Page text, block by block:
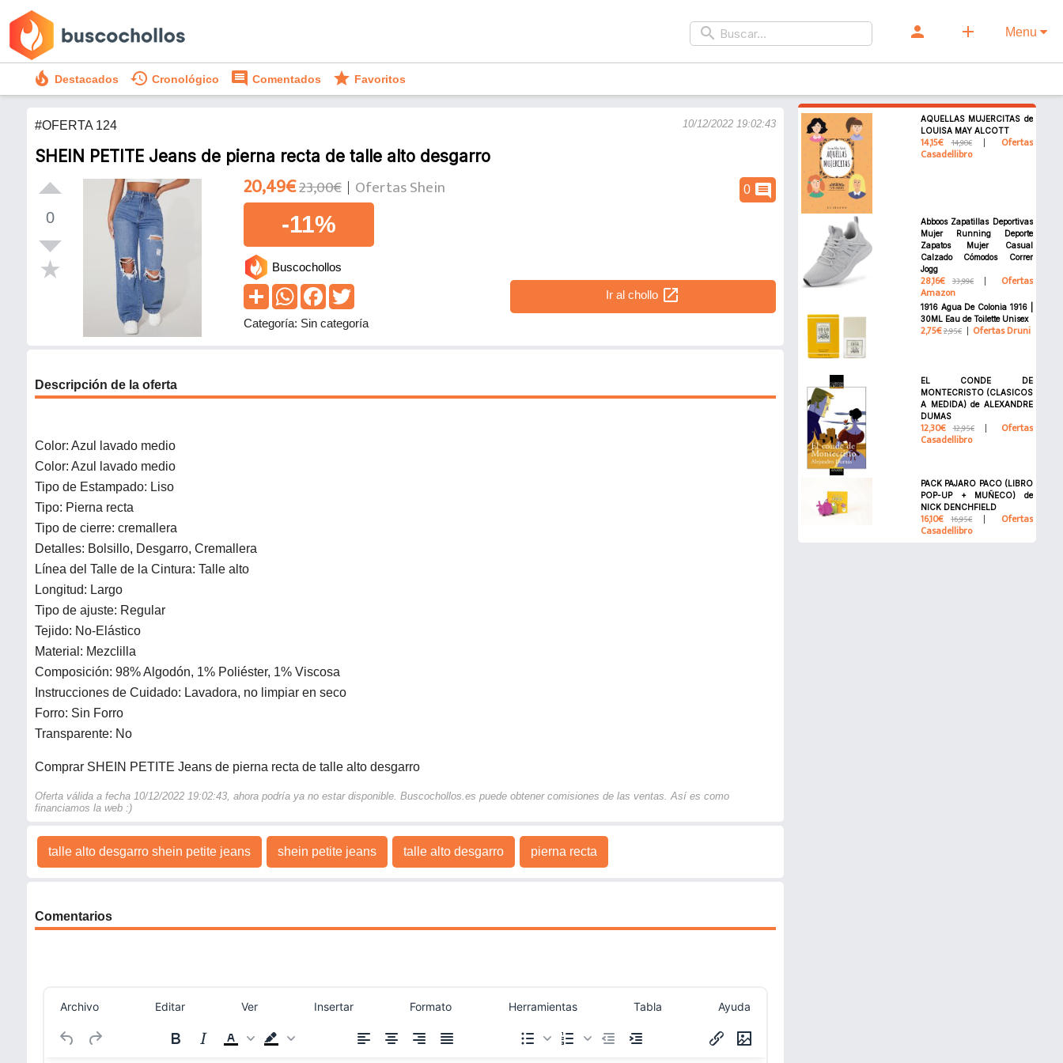
search person add Menu
local_fire_department Destacados history Cronológico comment Comentados star Favoritos
#OFERTA 124 10/12/2022 19:02:43
SHEIN PETITE Jeans de pierna recta de talle alto desgarro
0
0 comment
20,49€23,00€ Ofertas Shein
-11%
Buscochollos
Ir al chollo open_in_new
Categoría: Sin categoría
Descripción de la oferta
Color: Azul lavado medio
Color: Azul lavado medio
Tipo de Estampado: Liso
Tipo: Pierna recta
Tipo de cierre: cremallera
Detalles: Bolsillo, Desgarro, Cremallera
Línea del Talle de la Cintura: Talle alto
Longitud: Largo
Tipo de ajuste: Regular
Tejido: No-Elástico
Material: Mezclilla
Composición: 98% Algodón, 1% Poliéster, 1% Viscosa
Instrucciones de Cuidado: Lavadora, no limpiar en seco
Forro: Sin Forro
Transparente: No
Comprar SHEIN PETITE Jeans de pierna recta de talle alto desgarro
Oferta válida a fecha 10/12/2022 19:02:43, ahora podría ya no estar disponible. Buscochollos.es puede obtener comisiones de las ventas. Así es como
financiamos la web :)
talle alto desgarro shein petite jeans shein petite jeans talle alto desgarro pierna recta
Comentarios
Archivo Editar Ver Insertar Formato Herramientas Tabla Ayuda
AQUELLAS MUJERCITAS de
LOUISA MAY ALCOTT
14,15€ 14,90€ Ofertas
Casadellibro
Abboos Zapatillas Deportivas
Mujer Running Deporte
Zapatos Mujer Casual
Calzado Cómodos Correr
Jogg
28,16€ 33,99€ Ofertas
Amazon
1916 Agua De Colonia 1916 |
30ML Eau de Toilette Unisex
2,75€2,95€ Ofertas Druni
EL CONDE DE
MONTECRISTO (CLASICOS
A MEDIDA) de ALEXANDRE
DUMAS
12,30€ 12,95€ Ofertas
Casadellibro
PACK PAJARO PACO (LIBRO
POP-UP + MUÑECO) de
NICK DENCHFIELD
16,10€ 16,95€ Ofertas
Casadellibro